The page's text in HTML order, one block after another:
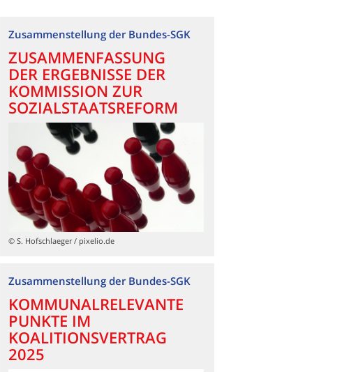
Zusammenstellung der Bundes-SGK
ZUSAMMENFASSUNG
DER ERGEBNISSE DER
KOMMISSION ZUR
SOZIALSTAATSREFORM
© S. Hofschlaeger / pixelio.de
Zusammenstellung der Bundes-SGK
KOMMUNALRELEVANTE
PUNKTE IM
KOALITIONSVERTRAG
2025